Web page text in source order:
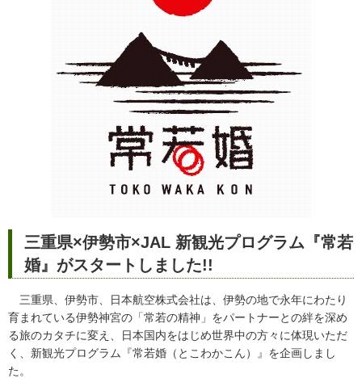
三重県×伊勢市×JAL 新観光プログラム『常若
婚』がスタートしました!!
三重県、伊勢市、日本航空株式会社は、伊勢の地で永年にわたり
育まれている伊勢神宮の「常若の精神」をパートナーとの絆を深め
る旅のカタチに変え、日本国内をはじめ世界中の方々に体現いただ
く、新観光プログラム『常若婚（とこわかこん）』を企画しまし
た。